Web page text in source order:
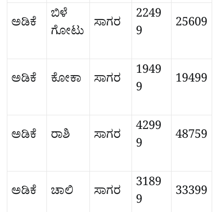
ಅಡಿಕೆ
ಬಿಳೆ
ಗೋಟು ಸಾಗರ
2249
9
25609
ಅಡಿಕೆ ಕೋಕಾ ಸಾಗರ
1949
9
19499
ಅಡಿಕೆ ರಾಶಿ ಸಾಗರ
4299
9
48759
ಅಡಿಕೆ ಚಾಲಿ ಸಾಗರ
3189
9
33399